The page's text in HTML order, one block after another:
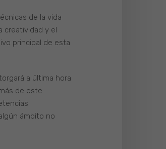
de la vida
creatividad y el
principal de esta
a última hora
de este
ámbito no